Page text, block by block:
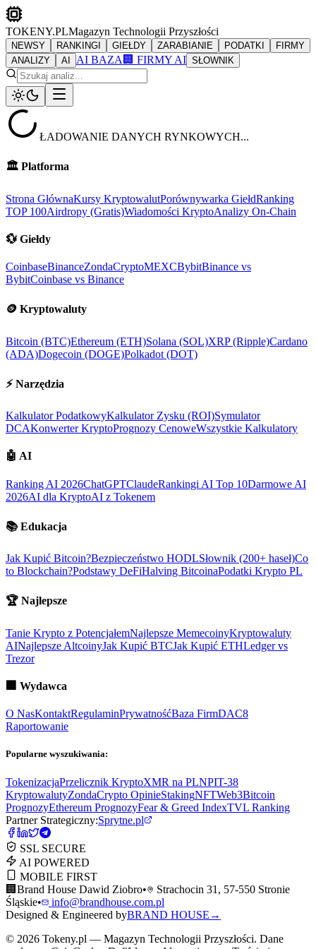
TOKENY.PLMagazyn Technologii Przyszłości
NEWSY RANKINGI GIEŁDY ZARABIANIE PODATKI
FIRMY
ANALIZY
AI AI BAZA 🏢 FIRMY AI SŁOWNIK
ŁADOWANIE DANYCH RYNKOWYCH...
🏛️ Platforma
Strona GłównaKursy KryptowalutPorównywarka GiełdRanking
TOP 100Airdropy (Gratis)Wiadomości KryptoAnalizy On-Chain
💱 Giełdy
CoinbaseBinanceZondaCryptoMEXCBybitBinance vs
BybitCoinbase vs Binance
🪙 Kryptowaluty
Bitcoin (BTC)Ethereum (ETH)Solana (SOL)XRP (Ripple)Cardano
(ADA)Dogecoin (DOGE)Polkadot (DOT)
⚡ Narzędzia
Kalkulator PodatkowyKalkulator Zysku (ROI)Symulator
DCAKonwerter KryptoPrognozy CenoweWszystkie Kalkulatory
🤖 AI
Ranking AI 2026ChatGPTClaudeRankingi AI Top 10Darmowe AI
2026AI dla KryptoAI z Tokenem
📚 Edukacja
Jak Kupić Bitcoin?Bezpieczeństwo HODLSłownik (200+ haseł)Co
to Blockchain?Podstawy DeFiHalving BitcoinaPodatki Krypto PL
🏆 Najlepsze
Tanie Krypto z PotencjałemNajlepsze MemecoinyKryptowaluty
AINajlepsze AltcoinyJak Kupić BTCJak Kupić ETHLedger vs
Trezor
🏢 Wydawca
O NasKontaktRegulaminPrywatnośćBaza FirmDAC8
Raportowanie
Popularne wyszukiwania:
TokenizacjaPrzelicznik KryptoXMR na PLNPIT-38
KryptowalutyZondaCrypto OpinieStakingNFTWeb3Bitcoin
PrognozyEthereum PrognozyFear & Greed IndexTVL Ranking
Partner Strategiczny:Sprytne.pl
SSL SECURE
AI POWERED
MOBILE FIRST
🏢 Brand House Dawid Ziobro•
Strachocin 31, 57-550 Stronie
Śląskie•
info@brandhouse.com.pl
Designed & Engineered byBRAND HOUSE →
© 2026 Tokeny.pl — Magazyn Technologii Przyszłości. Dane